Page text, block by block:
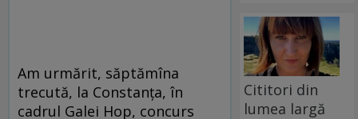
Am urmărit, săptămîna
trecută, la Constanța, în
cadrul Galei Hop, concurs
Cititori din
lumea largă